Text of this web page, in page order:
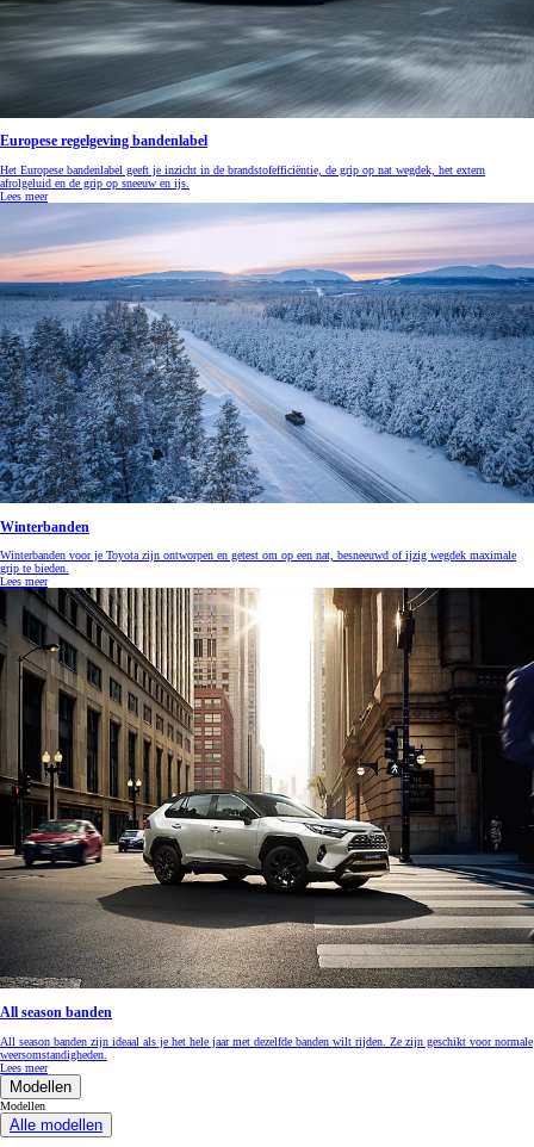
Europese regelgeving bandenlabel
Het Europese bandenlabel geeft je inzicht in de brandstofefficiëntie, de grip op nat wegdek, het extern
afrolgeluid en de grip op sneeuw en ijs.
Lees meer
Winterbanden
Winterbanden voor je Toyota zijn ontworpen en getest om op een nat, besneeuwd of ijzig wegdek maximale
grip te bieden.
Lees meer
All season banden
All season banden zijn ideaal als je het hele jaar met dezelfde banden wilt rijden. Ze zijn geschikt voor normale
weersomstandigheden.
Lees meer
Modellen
Modellen
Alle modellen